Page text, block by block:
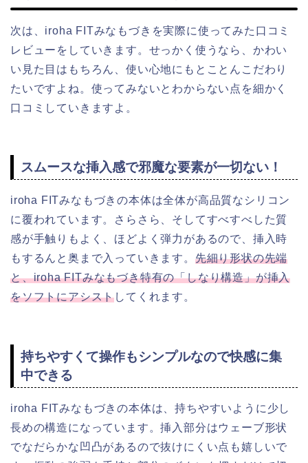
次は、iroha FITみなもづきを実際に使ってみた口コミ
レビューをしていきます。せっかく使うなら、かわい
い見た目はもちろん、使い心地にもとことんこだわり
たいですよね。使ってみないとわからない点を細かく
口コミしていきますよ。
スムースな挿入感で邪魔な要素が一切ない！
iroha FITみなもづきの本体は全体が高品質なシリコン
に覆われています。さらさら、そしてすべすべした質
感が手触りもよく、ほどよく弾力があるので、挿入時
もするんと奥まで入っていきます。 先細り形状の先端
と、iroha FITみなもづき特有の「しなり構造」が挿入
をソフトにアシストしてくれます。
持ちやすくて操作もシンプルなので快感に集
中できる
iroha FITみなもづきの本体は、持ちやすいように少し
長めの構造になっています。挿入部分はウェーブ形状
でなだらかな凹凸があるので抜けにくい点も嬉しいで